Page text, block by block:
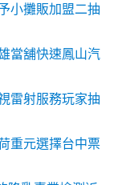
小攤販加盟二抽
當舖快速鳳山汽
雷射服務玩家抽
重元選擇台中票